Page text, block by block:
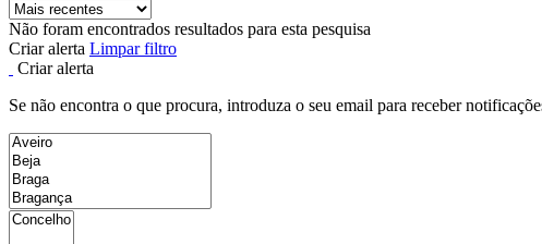
Não foram encontrados resultados para esta pesquisa
Criar alerta Limpar filtro
Criar alerta
Se não encontra o que procura, introduza o seu email para receber